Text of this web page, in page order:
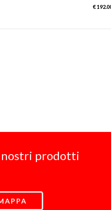
€
nostri prodotti